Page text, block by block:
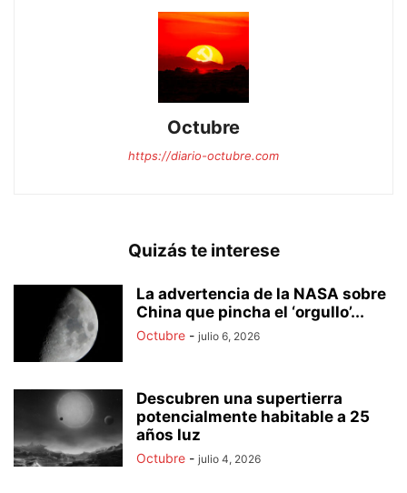
Octubre
https://diario-octubre.com
Quizás te interese
La advertencia de la NASA sobre
China que pincha el ‘orgullo’...
Octubre - julio 6, 2026
Descubren una supertierra
potencialmente habitable a 25
años luz
Octubre - julio 4, 2026